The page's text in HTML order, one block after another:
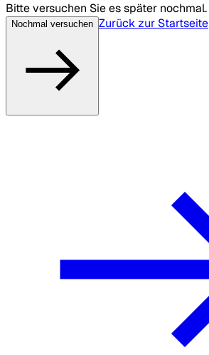
Bitte versuchen Sie es später nochmal.
Nochmal versuchen Zurück zur Startseite